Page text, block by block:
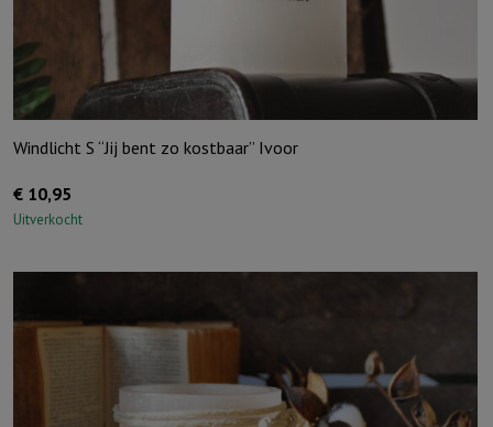
Windlicht S “Jij bent zo kostbaar” Ivoor
€ 10,95
Uitverkocht